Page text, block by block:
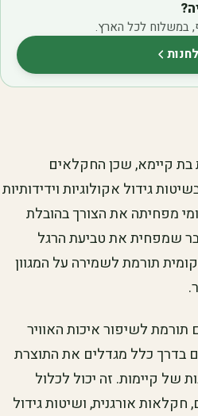
במשלוח לכל הארץ.
לחנות(נפתח בלשונית חדשה)
קיימא, שכן החקלאים
גידול אקולוגיות וידידותיות
מפחיתה את הצורך בהובלת
שמפחית את טביעת הרגל
תורמת לשמירה על המגוון
לשיפור איכות האוויר
בדרך כלל מגדלים את התוצרת
של קיימות. זה יכול לכלול
חקלאות אורגנית, ושיטות גידול